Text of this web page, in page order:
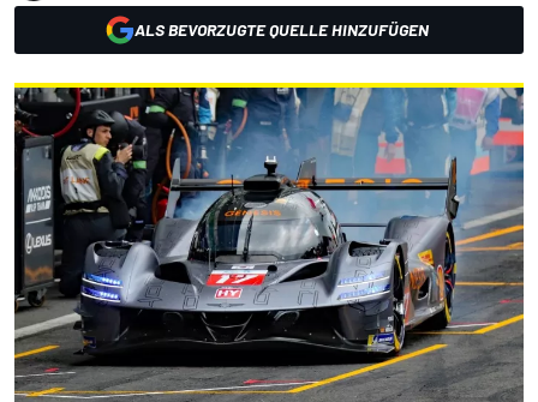
ALS BEVORZUGTE QUELLE HINZUFÜGEN